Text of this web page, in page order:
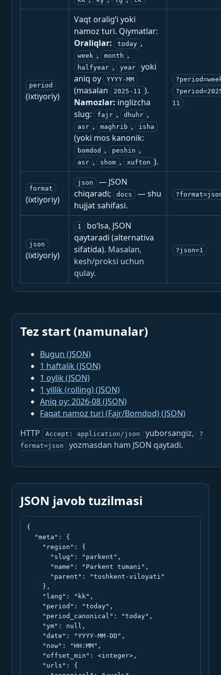
period
(ixtiyoriy)
Vaqt oralig‘i yoki
namoz turi. Qiymatlar:
Oraliqlar:
today ,
week , month ,
halfyear , year
yoki
aniq oy
YYYY-MM
(masalan 2025-11 ).
Namozlar: inglizcha
slug:
fajr , dhuhr ,
asr , maghrib , isha
(yoki mos kanonik:
bomdod , peshin ,
asr , shom , xufton ).
11
format
(ixtiyoriy)
json
— JSON
chiqaradi;
docs
— shu
hujjat sahifasi.
json
(ixtiyoriy)
1
bo‘lsa, JSON
qaytaradi (alternativa
sifatida). Masalan,
kesh/proksi uchun
qulay.
?json=1
Tez start (namunalar)
Bugun (JSON)
1 haftalik (JSON)
1 oylik (JSON)
1 yillik (rolling) (JSON)
Aniq oy: 2026-08 (JSON)
Faqat namoz turi (Fajr/Bomdod) (JSON)
HTTP
Accept: application/json yuborsangiz,
?
format=json
yozmasdan ham JSON qaytadi.
JSON javob tuzilmasi
{
  "meta": {
    "region": {
      "slug": "parkent",
      "name": "Parkent tumani",
      "parent": "toshkent-viloyati"
    },
    "lang": "kk",
    "period": "today",
    "period_canonical": "today",
    "ym": null,
    "date": "YYYY-MM-DD",
    "now": "HH:MM",
    "offset_min": <integer>,
    "urls": {